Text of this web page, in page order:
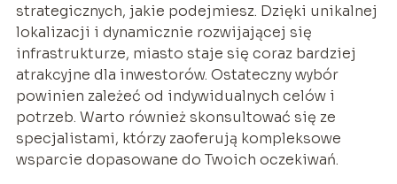
strategicznych, jakie podejmiesz. Dzięki unikalnej
lokalizacji i dynamicznie rozwijającej się
infrastrukturze, miasto staje się coraz bardziej
atrakcyjne dla inwestorów. Ostateczny wybór
powinien zależeć od indywidualnych celów i
potrzeb. Warto również skonsultować się ze
specjalistami, którzy zaoferują kompleksowe
wsparcie dopasowane do Twoich oczekiwań.